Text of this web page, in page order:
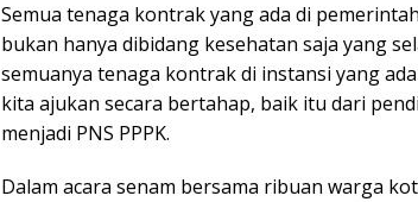
Semua tenaga kontrak yang ada di
bukan hanya dibidang kesehatan saja yang
semuanya tenaga kontrak di instansi yang
kita ajukan secara bertahap, baik itu dari
menjadi PNS PPPK.
Dalam acara senam bersama ribuan warga